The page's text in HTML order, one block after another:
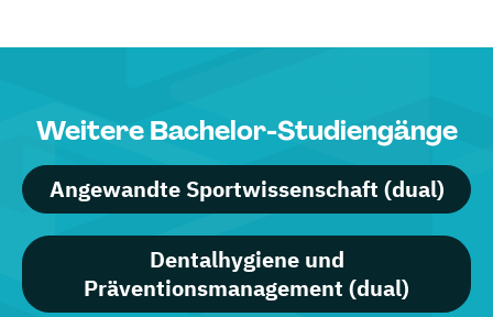
Weitere Bachelor-Studiengänge
Angewandte Sportwissenschaft (dual)
Dentalhygiene und
Präventionsmanagement (dual)